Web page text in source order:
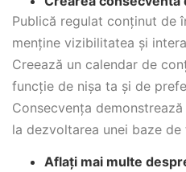
Publică regulat conținut de
menține vizibilitatea și
Creează un calendar de
funcție de nișa ta și de
Consecvența
la dezvoltarea unei baze de
Aflați mai multe